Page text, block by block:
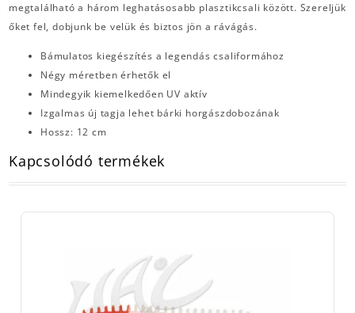
megtalálható a három leghatásosabb plasztikcsali között. Szereljük
őket fel, dobjunk be velük és biztos jön a rávágás.
Bámulatos kiegészítés a legendás csaliformához
Négy méretben érhetők el
Mindegyik kiemelkedően UV aktív
Izgalmas új tagja lehet bárki horgászdobozának
Hossz: 12 cm
Kapcsolódó termékek